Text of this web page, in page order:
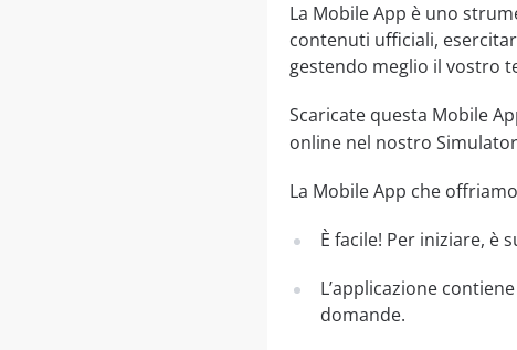
La Mobile App è uno
contenuti ufficiali,
gestendo meglio il vostro
Scaricate questa Mobile
online nel nostro
La Mobile App che
È facile! Per iniziare, è
L’applicazione
domande.